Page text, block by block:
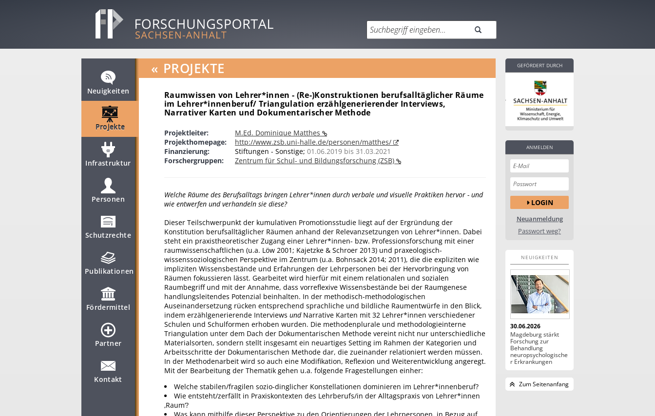
Neuigkeiten
Projekte
Infrastruktur
Personen
Schutzrechte
Publikationen
Fördermittel
Partner
Kontakt
« PROJEKTE
Raumwissen von Lehrer*innen - (Re-)Konstruktionen berufsalltäglicher Räume
im Lehrer*innenberuf/ Triangulation erzählgenerierender Interviews,
Narrativer Karten und Dokumentarischer Methode
Projektleiter:
M.Ed. Dominique Matthes
Projekthomepage:
http://www.zsb.uni-halle.de/personen/matthes/
Finanzierung:
Stiftungen - Sonstige; 01.06.2019 bis 31.03.2021
Forschergruppen:
Zentrum für Schul- und Bildungsforschung (ZSB)
Welche Räume des Berufsalltags bringen Lehrer*innen durch verbale und visuelle Praktiken hervor - und
wie entwerfen und verhandeln sie diese?
Dieser Teilschwerpunkt der kumulativen Promotionsstudie liegt auf der Ergründung der
Konstitution berufsalltäglicher Räumen anhand der Relevanzsetzungen von Lehrer*innen. Dabei
steht ein praxistheoretischer Zugang einer Lehrer*innen- bzw. Professionsforschung mit einer
raumwissenschaftlichen (u.a. Löw 2001; Kajetzke & Schroer 2013) und praxeologisch-
wissenssoziologischen Perspektive im Zentrum (u.a. Bohnsack 2014; 2011), die die expliziten wie
impliziten Wissensbestände und Erfahrungen der Lehrpersonen bei der Hervorbringung von
Räumen fokussieren lässt. Gearbeitet wird hierfür mit einem relationalen und sozialen
Raumbegriff und mit der Annahme, dass vorreflexive Wissensbestände bei der Raumgenese
handlungsleitendes Potenzial beinhalten. In der methodisch-methodologischen
Auseinandersetzung rücken entsprechend sprachliche und bildliche Raumentwürfe in den Blick,
indem erzählgenerierende Interviews und Narrative Karten mit 32 Lehrer*innen verschiedener
Schulen und Schulformen erhoben wurden. Die methodenplurale und methodologieinterne
Triangulation unter dem Dach der Dokumentarischen Methode vereint nicht nur unterschiedliche
Materialsorten, sondern stellt insgesamt ein neuartiges Setting im Rahmen der Kategorien und
Arbeitsschritte der Dokumentarischen Methode dar, die zueinander relationiert werden müssen.
In der Methodenarbeit wird so auch eine Modifikation, Reflexion und Weiterentwicklung angeregt.
Mit der Bearbeitung der Thematik gehen u.a. folgende Fragestellungen einher:
Welche stabilen/fragilen sozio-dinglicher Konstellationen dominieren im Lehrer*innenberuf?
Wie entsteht/zerfällt in Praxiskontexten des Lehrberufs/in der Alltagspraxis von Lehrer*innen
‚Raum‘?
GEFÖRDERT DURCH
ANMELDEN
LOGIN
Neuanmeldung
Passwort weg?
NEUIGKEITEN
30.06.2026
Magdeburg stärkt
Forschung zur
Behandlung
neuropsychologische
r Erkrankungen
Zum Seitenanfang